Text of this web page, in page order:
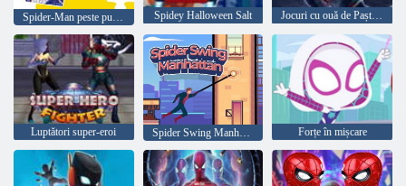
Spidey Halloween Salt Jocuri cu ouă de Paște cu Spider-Man
Luptători super-eroi Spider Swing Manhattan Forțe în mișcare